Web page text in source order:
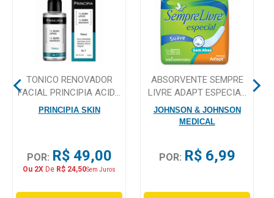
Mamãe
Medicamentos
Beleza
Cuidado
TONICO RENOVADOR
FACIAL PRINCIPIA ACIDO
LATICO AL-7 120ML
PRINCIPIA SKIN
POR: R$ 49,00
Ou 2X De R$ 24,50Sem Juros
ABSORVENTE SEMPRE
LIVRE ADAPT ESPECIAL
SEM ABAS, SUAVE COM 8
UNIDADES
JOHNSON & JOHNSON
MEDICAL
POR: R$ 6,99